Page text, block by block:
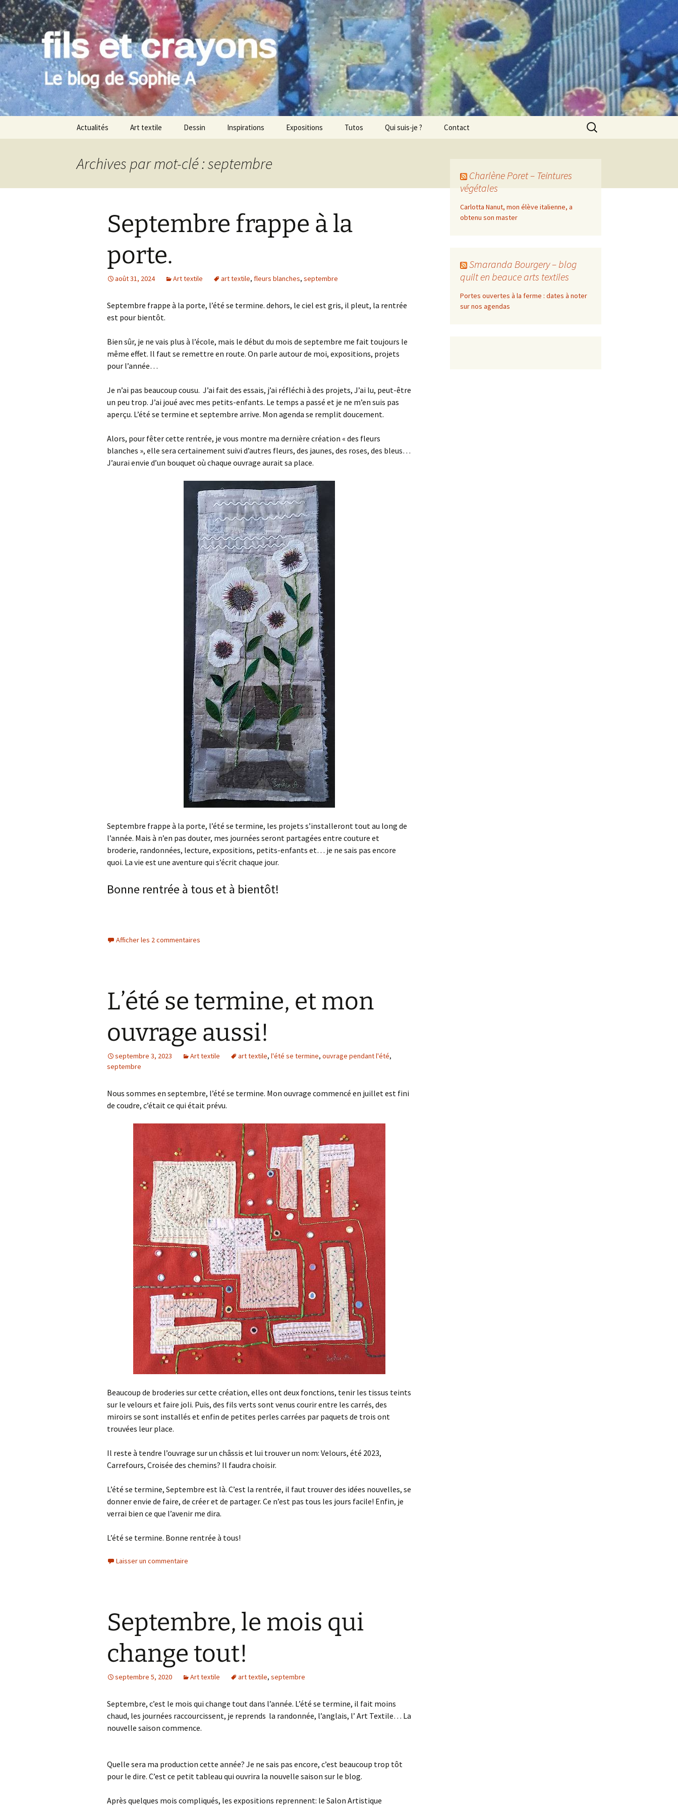
Aller
au
contenu
filsetcrayons
Le blog de Sophie A
Actualités Art textile Dessin Inspirations Expositions Tutos Qui suis-je ? Contact
Rechercher :
Archives par mot-clé : septembre
Septembre frappe à la
porte.
août 31, 2024 Art textile art textile, fleurs blanches, septembre
Septembre frappe à la porte, l’été se termine. dehors, le ciel est gris, il pleut, la rentrée
est pour bientôt.
Bien sûr, je ne vais plus à l’école, mais le début du mois de septembre me fait toujours le
même effet. Il faut se remettre en route. On parle autour de moi, expositions, projets
pour l’année…
Je n’ai pas beaucoup cousu. J’ai fait des essais, j’ai réfléchi à des projets, J’ai lu, peut-être
un peu trop. J’ai joué avec mes petits-enfants. Le temps a passé et je ne m’en suis pas
aperçu. L’été se termine et septembre arrive. Mon agenda se remplit doucement.
Alors, pour fêter cette rentrée, je vous montre ma dernière création « des fleurs
blanches », elle sera certainement suivi d’autres fleurs, des jaunes, des roses, des bleus…
J’aurai envie d’un bouquet où chaque ouvrage aurait sa place.
Septembre frappe à la porte, l’été se termine, les projets s’installeront tout au long de
l’année. Mais à n’en pas douter, mes journées seront partagées entre couture et
broderie, randonnées, lecture, expositions, petits-enfants et… je ne sais pas encore
quoi. La vie est une aventure qui s’écrit chaque jour.
Bonne rentrée à tous et à bientôt!
Afficher les 2 commentaires
L’été se termine, et mon
ouvrage aussi!
septembre 3, 2023 Art textile art textile, l'été se termine, ouvrage pendant l'été,
septembre
Nous sommes en septembre, l’été se termine. Mon ouvrage commencé en juillet est fini
de coudre, c’était ce qui était prévu.
Beaucoup de broderies sur cette création, elles ont deux fonctions, tenir les tissus teints
sur le velours et faire joli. Puis, des fils verts sont venus courir entre les carrés, des
miroirs se sont installés et enfin de petites perles carrées par paquets de trois ont
trouvées leur place.
Il reste à tendre l’ouvrage sur un châssis et lui trouver un nom: Velours, été 2023,
Carrefours, Croisée des chemins? Il faudra choisir.
L’été se termine, Septembre est là. C’est la rentrée, il faut trouver des idées nouvelles, se
donner envie de faire, de créer et de partager. Ce n’est pas tous les jours facile! Enfin, je
verrai bien ce que l’avenir me dira.
L’été se termine. Bonne rentrée à tous!
Laisser un commentaire
Septembre, le mois qui
change tout!
septembre 5, 2020 Art textile art textile, septembre
Septembre, c’est le mois qui change tout dans l’année. L’été se termine, il fait moins
chaud, les journées raccourcissent, je reprends la randonnée, l’anglais, l’ Art Textile… La
nouvelle saison commence.
Quelle sera ma production cette année? Je ne sais pas encore, c’est beaucoup trop tôt
pour le dire. C’est ce petit tableau qui ouvrira la nouvelle saison sur le blog.
Après quelques mois compliqués, les expositions reprennent: le Salon Artistique
Charlène Poret – Teintures
végétales
Carlotta Nanut, mon élève italienne, a
obtenu son master
Smaranda Bourgery – blog
quilt en beauce arts textiles
Portes ouvertes à la ferme : dates à noter
sur nos agendas